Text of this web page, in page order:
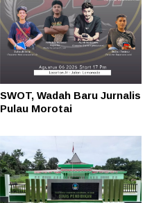
SWOT, Wadah Baru Jurnalis
Pulau Morotai